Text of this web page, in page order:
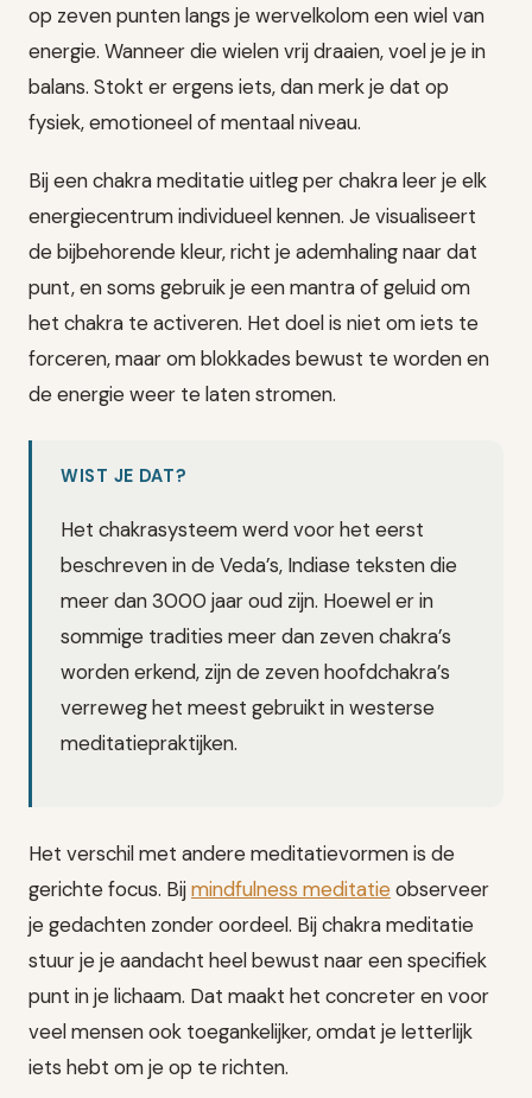
op zeven punten langs je wervelkolom een wiel van
energie. Wanneer die wielen vrij draaien, voel je je in
balans. Stokt er ergens iets, dan merk je dat op
fysiek, emotioneel of mentaal niveau.
Bij een chakra meditatie uitleg per chakra leer je elk
energiecentrum individueel kennen. Je visualiseert
de bijbehorende kleur, richt je ademhaling naar dat
punt, en soms gebruik je een mantra of geluid om
het chakra te activeren. Het doel is niet om iets te
forceren, maar om blokkades bewust te worden en
de energie weer te laten stromen.
WIST JE DAT?
Het chakrasysteem werd voor het eerst
beschreven in de Veda’s, Indiase teksten die
meer dan 3000 jaar oud zijn. Hoewel er in
sommige tradities meer dan zeven chakra’s
worden erkend, zijn de zeven hoofdchakra’s
verreweg het meest gebruikt in westerse
meditatiepraktijken.
Het verschil met andere meditatievormen is de
gerichte focus. Bijmindfulness meditatie observeer
je gedachten zonder oordeel. Bij chakra meditatie
stuur je je aandacht heel bewust naar een specifiek
punt in je lichaam. Dat maakt het concreter en voor
veel mensen ook toegankelijker, omdat je letterlijk
iets hebt om je op te richten.